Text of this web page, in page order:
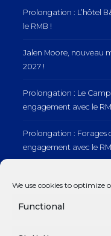
We use cookies to optimize
Functional
Prolongation : L’hôtel
le RMB !
Jalen Moore, nouveau
2027 !
Prolongation : Le
engagement avec le
Prolongation : Forages
engagement avec le
engagement avec le